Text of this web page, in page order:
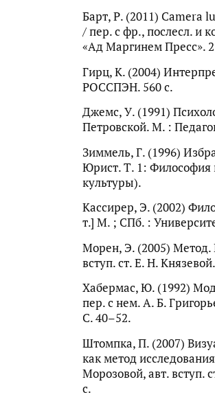
Барт, Р. (2011) Camera
/ пер. с фр., послесл.
«Ад Маргинем Пресс».
Гирц, К. (2004)
РОССПЭН. 560 c.
Джемс, У. (1991)
Петровской. М. :
Зиммель, Г. (1996)
Юрист. Т. 1: Философия
культуры).
Кассирер, Э. (2002)
т.] М. ; СПб. :
Морен, Э. (2005)
вступ. ст. Е. Н.
Хабермас, Ю. (1992)
пер. с нем. А. Б.
С. 40–52.
Штомпка, П. (2007)
как метод
Морозовой, авт. вступ.
с.